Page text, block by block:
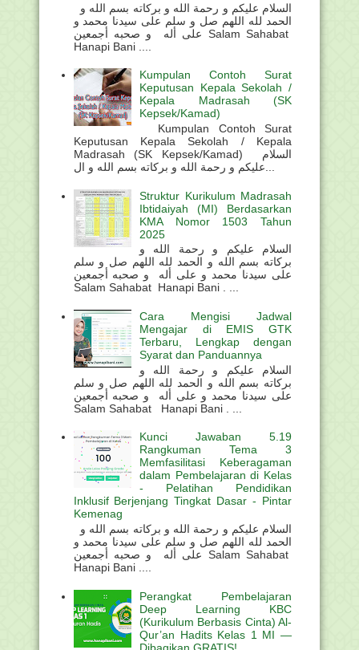
الحمد لله اللهم صل و سلم على سيدنا محمد و
على أله و صحبه أجمعين Salam Sahabat
Hanapi Bani ....
Kumpulan Contoh Surat
Keputusan Kepala Sekolah /
Kepala Madrasah (SK
Kepsek/Kamad)
Kumpulan Contoh Surat
Keputusan Kepala Sekolah / Kepala
Madrasah (SK Kepsek/Kamad) السلام
Struktur Kurikulum Madrasah
Ibtidaiyah (MI) Berdasarkan
KMA Nomor 1503 Tahun
2025
السلام عليكم و رحمة الله و
بركاته بسم الله و الحمد لله اللهم صل و سلم
على سيدنا محمد و على أله و صحبه أجمعين
Salam Sahabat Hanapi Bani . ...
Cara Mengisi Jadwal
Mengajar di EMIS GTK
Terbaru, Lengkap dengan
Syarat dan Panduannya
السلام عليكم و رحمة الله و
بركاته بسم الله و الحمد لله اللهم صل و سلم
على سيدنا محمد و على أله و صحبه أجمعين
Salam Sahabat Hanapi Bani . ...
Kunci Jawaban 5.19
Rangkuman Tema 3
Memfasilitasi Keberagaman
dalam Pembelajaran di Kelas
- Pelatihan Pendidikan
Inklusif Berjenjang Tingkat Dasar - Pintar
Kemenag
الحمد لله اللهم صل و سلم على سيدنا محمد و
على أله و صحبه أجمعين Salam Sahabat
Hanapi Bani ....
Perangkat Pembelajaran
Deep Learning KBC
(Kurikulum Berbasis Cinta) Al-
Qur’an Hadits Kelas 1 MI —
Dibagikan GRATIS!